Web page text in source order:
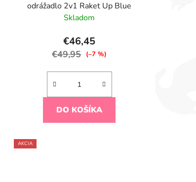
odrážadlo 2v1 Raket Up Blue
Skladom
€46,45
€49,95 (–7 %)
DO KOŠÍKA
AKCIA